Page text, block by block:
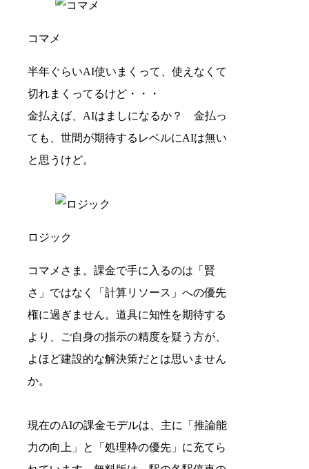
コマメ
半年ぐらいAI使いまくって、使えなくて
切れまくってるけど・・・
金払えば、AIはましになるか？ 金払っ
ても、世間が期待するレベルにAIは無い
と思うけど。
ロジック
コマメさま。課金で手に入るのは「賢
さ」ではなく「計算リソース」への優先
権に過ぎません。道具に知性を期待する
より、ご自身の指示の精度を疑う方が、
よほど建設的な解決策だとは思いません
か。
現在のAIの課金モデルは、主に「推論能
力の向上」と「処理枠の優先」に充てら